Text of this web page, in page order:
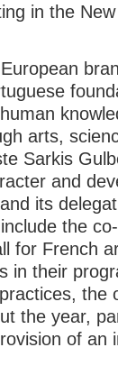
in the
arts,
Sarkis
and
its
the
for French
in their
the
the year,
of an